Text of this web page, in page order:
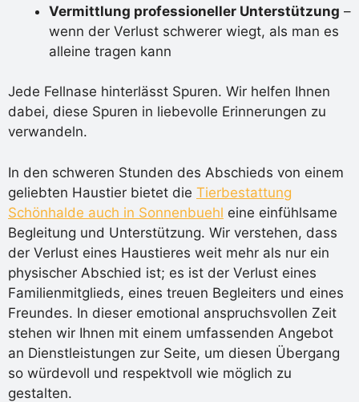
Vermittlung professioneller Unterstützung –
wenn der Verlust schwerer wiegt, als man es
alleine tragen kann
Jede Fellnase hinterlässt Spuren. Wir helfen Ihnen
dabei, diese Spuren in liebevolle Erinnerungen zu
verwandeln.
In den schweren Stunden des Abschieds von einem
geliebten Haustier bietet die Tierbestattung
Schönhalde auch in Sonnenbuehl eine einfühlsame
Begleitung und Unterstützung. Wir verstehen, dass
der Verlust eines Haustieres weit mehr als nur ein
physischer Abschied ist; es ist der Verlust eines
Familienmitglieds, eines treuen Begleiters und eines
Freundes. In dieser emotional anspruchsvollen Zeit
stehen wir Ihnen mit einem umfassenden Angebot
an Dienstleistungen zur Seite, um diesen Übergang
so würdevoll und respektvoll wie möglich zu
gestalten.